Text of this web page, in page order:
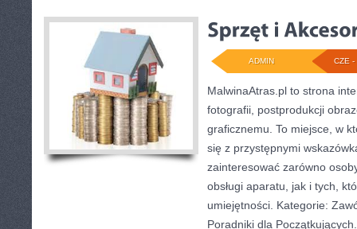
CZE -
ADMIN
MalwinaAtras.pl to strona
fotografii, postprodukcji
graficznemu. To miejsce, w
się z przystępnymi
zainteresować zarówno
obsługi aparatu, jak i tych,
umiejętności. Kategorie:
Poradniki dla